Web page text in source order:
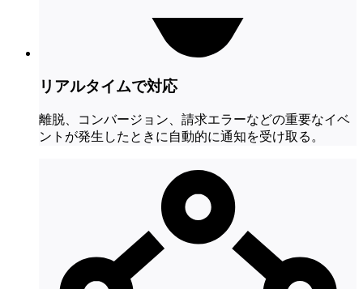
リアルタイムで対応
離脱、コンバージョン、請求エラーなどの重要なイベ
ントが発生したときに自動的に通知を受け取る。